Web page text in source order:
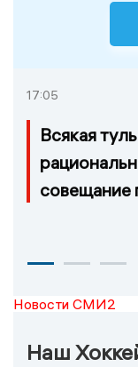
17:05
Всякая
совещание
Новости СМИ2
Наш